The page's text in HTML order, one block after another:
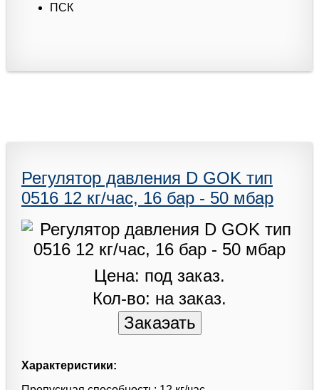
ПСК
Регулятор давления D GOK тип
0516 12 кг/час, 16 бар - 50 мбар
Цена: под заказ.
Кол-во: на заказ.
Характеристики: